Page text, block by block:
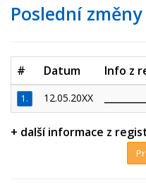
Poslední změny
# Datum Info z
1. 12.05.20XX
+ další informace z